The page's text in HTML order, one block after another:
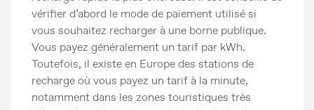
vérifier d’abord le mode de paiement utilisé si
vous souhaitez recharger à une borne publique.
Vous payez généralement un tarif par kWh.
Toutefois, il existe en Europe des stations de
recharge où vous payez un tarif à la minute,
notamment dans les zones touristiques très